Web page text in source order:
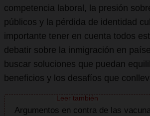
competencia laboral, la presión
públicos y la pérdida de identidad
importante tener en cuenta todos
debatir sobre la inmigración en
buscar soluciones que puedan
beneficios y los desafíos que
Argumentos en contra de las